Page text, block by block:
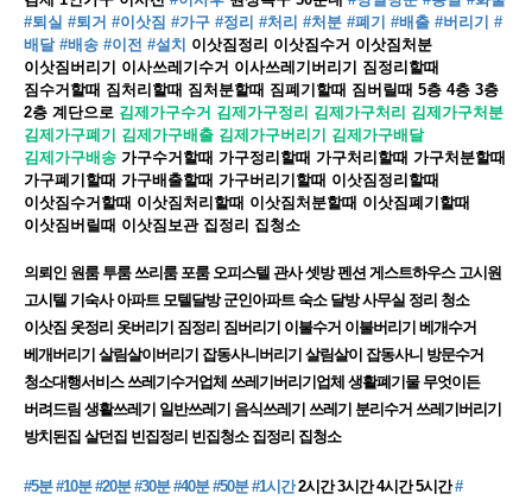
#퇴실 #퇴거 #이삿짐 #가구 #정리 #처리 #처분 #폐기 #배출 #버리기 #
배달 #배송 #이전 #설치 이삿짐정리 이삿짐수거 이삿짐처분
이삿짐버리기 이사쓰레기수거 이사쓰레기버리기​ 짐정리할때
짐수거할때 짐처리할때 짐처분할때 짐폐기할때 짐버릴때 5층 4층 3층
2층 계단으로 김제가구수거 김제가구정리 김제가구처리 김제가구처분
김제가구폐기 김제가구배출 김제가구버리기 김제가구배달
김제가구배송 가구수거할때 가구정리할때 가구처리할때 가구처분할때
가구폐기할때 가구배출할때 가구버리기할때 이삿짐정리할때
이삿짐수거할때 이삿짐처리할때 이삿짐처분할때 이삿짐폐기할때
이삿짐버릴때 이삿짐보관 집정리 집청소
의뢰인 원룸 투룸 쓰리룸 포룸 오피스텔 관사 셋방 펜션 게스트하우스 고시원
고시텔 기숙사 아파트 모텔달방 군인아파트 숙소 달방 사무실 정리 청소
이삿짐 옷정리 옷버리기 짐정리 짐버리기 이불수거 이불버리기 베개수거
베개버리기 살림살이버리기 잡동사니버리기​ 살림살이 잡동사니 방문수거
청소대행서비스 쓰레기수거업체 쓰레기버리기업체 생활폐기물 무엇이든
버려드림 생활쓰레기 일반쓰레기 음식쓰레기 쓰레기 분리수거 쓰레기버리기
방치된집 살던집 빈집정리 빈집청소 집정리 집청소
#5분 #10분 #20분 #30분 #40분 #50분 #1시간2시간 3시간 4시간 5시간#